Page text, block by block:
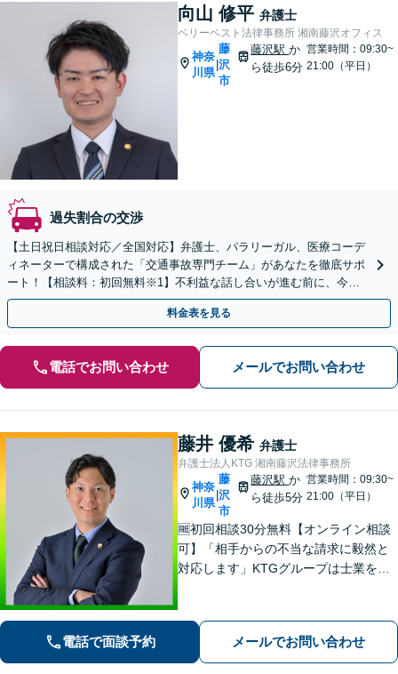
向山 修平 弁護士
ベリーベスト法律事務所 湘南藤沢オフィス
神奈
川県
|
藤
沢
市
藤沢駅か
ら徒歩6分
営業時間：09:30~
21:00（平日）
過失割合の交渉
【土日祝日相談対応／全国対応】弁護士、パラリーガル、医療コーデ
ィネーターで構成された「交通事故専門チーム」があなたを徹底サポ
ート！【相談料：初回無料※1】不利益な話し合いが進む前に、今す
ぐ相談！
料金表を見る
電話でお問い合わせ メールでお問い合わせ
藤井 優希 弁護士
弁護士法人KTG 湘南藤沢法律事務所
神奈
川県
|
藤
沢
市
藤沢駅か
ら徒歩5分
営業時間：09:30~
21:00（平日）
🆓初回相談30分無料【オンライン相談
可】「相手からの不当な請求に毅然と
対応します」KTGグループは士業を中
ずはお気軽にご相談ください【カード
払い・分割払い可】
電話で面談予約 メールでお問い合わせ